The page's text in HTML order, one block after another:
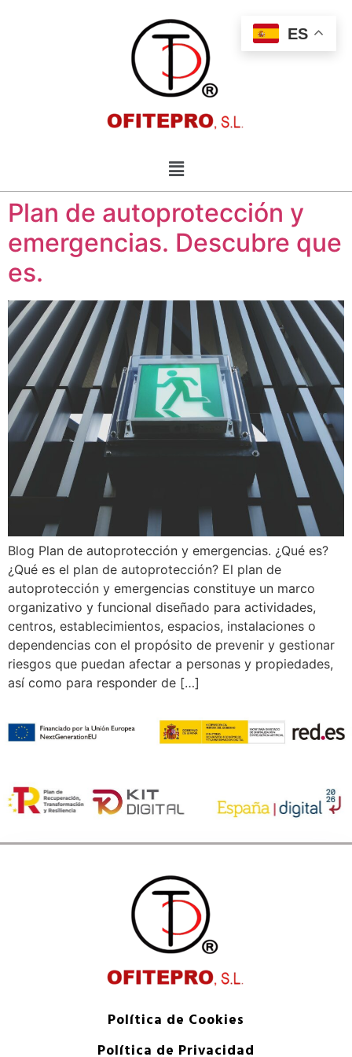
Plan de autoprotección y
emergencias. Descubre que
es.
Blog Plan de autoprotección y emergencias. ¿Qué es?
¿Qué es el plan de autoprotección? El plan de
autoprotección y emergencias constituye un marco
organizativo y funcional diseñado para actividades,
centros, establecimientos, espacios, instalaciones o
dependencias con el propósito de prevenir y gestionar
riesgos que puedan afectar a personas y propiedades,
así como para responder de […]
Política de Cookies
Política de Privacidad
ES